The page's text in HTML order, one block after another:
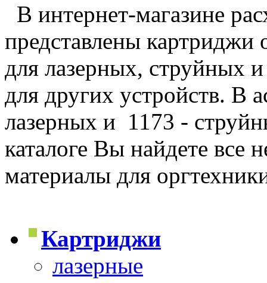
В интернет-магазине
представлены
для лазерных, струйных
для других устройств. В
лазерных и 1173 -
каталоге Вы найдете все
материалы для
Картриджи
лазерные